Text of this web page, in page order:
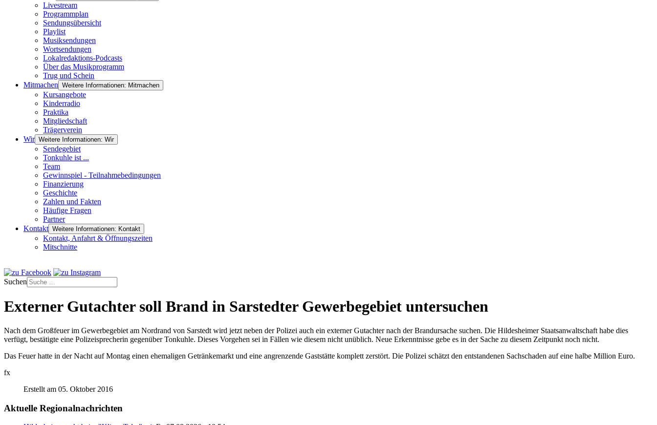
Livestream
Programmplan
Sendungsübersicht
Playlist
Musiksendungen
Wortsendungen
Lokalredaktions-Podcasts
Über das Musikprogramm
Trug und Schein
Mitmachen Weitere Informationen: Mitmachen
Kursangebote
Kinderradio
Praktika
Mitgliedschaft
Trägerverein
Wir Weitere Informationen: Wir
Sendegebiet
Tonkuhle ist ...
Team
Gewinnspiel - Teilnahmebedingungen
Finanzierung
Geschichte
Zahlen und Fakten
Häufige Fragen
Partner
Kontakt Weitere Informationen: Kontakt
Kontakt, Anfahrt & Öffnungszeiten
Mitschnitte
Suchen
Externer Gutachter soll Brand in Sarstedter Gewerbegebiet untersuchen
Nach dem Großfeuer im Gewerbegebiet am Nordrand von Sarstedt wird jetzt neben der Polizei auch ein externer Gutachter nach der Brandursache suchen. Die Hildesheimer Staatsanwaltschaft habe dies
verfügt, bestätigte eine Polizeisprecherin gegenüber Tonkuhle. Dieses Vorgehen sei in Fällen wie diesem nicht unüblich. Neue Erkenntnisse gebe es in der Sache zu diesem Zeitpunkt noch nicht.
Das Feuer hatte in der Nacht auf Montag einen ehemaligen Getränkemarkt und eine angrenzende Gaststätte komplett zerstört. Die Polizei schätzt den entstandenen Sachschaden auf eine halbe Million Euro.
fx
Erstellt am 05. Oktober 2016
Aktuelle Regionalnachrichten